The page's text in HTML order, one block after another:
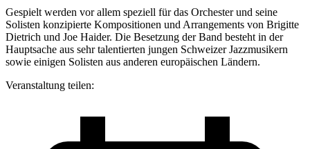
Gespielt werden vor allem speziell für das Orchester und seine
Solisten konzipierte Kompositionen und Arrangements von Brigitte
Dietrich und Joe Haider. Die Besetzung der Band besteht in der
Hauptsache aus sehr talentierten jungen Schweizer Jazzmusikern
sowie einigen Solisten aus anderen europäischen Ländern.
Veranstaltung teilen: